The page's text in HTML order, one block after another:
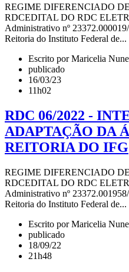
REGIME DIFERENCIADO
RDCEDITAL DO RDC
Administrativo nº
Reitoria do Instituto Federal de...
Escrito por Maricelia
publicado
16/03/23
11h02
RDC 06/2022 -
ADAPTAÇÃO DA
REITORIA DO IFG
REGIME DIFERENCIADO
RDCEDITAL DO RDC
Administrativo nº
Reitoria do Instituto Federal de...
Escrito por Maricelia
publicado
18/09/22
21h48